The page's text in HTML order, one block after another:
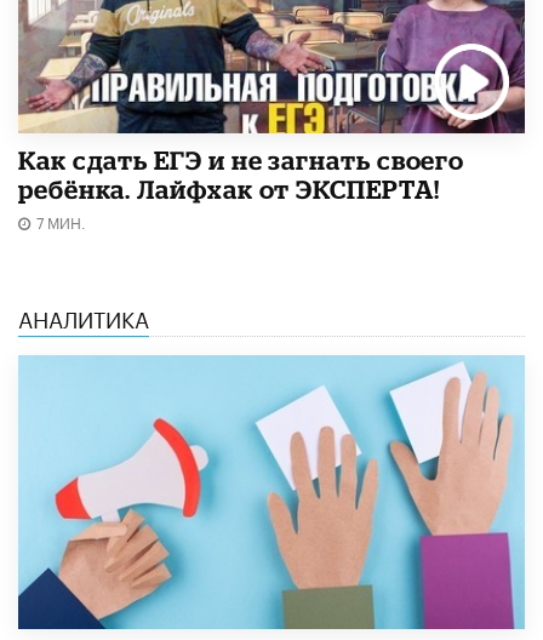
​Как сдать ЕГЭ и не загнать своего
ребёнка. Лайфхак от ЭКСПЕРТА!
7 МИН.
АНАЛИТИКА